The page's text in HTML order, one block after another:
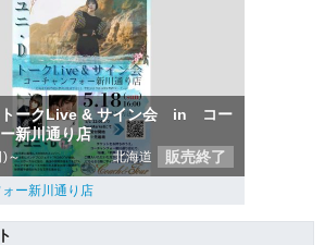
トークLive & サイン会 in コー
新川通り店
)～ 北海道 販売終了
ー新川通り店